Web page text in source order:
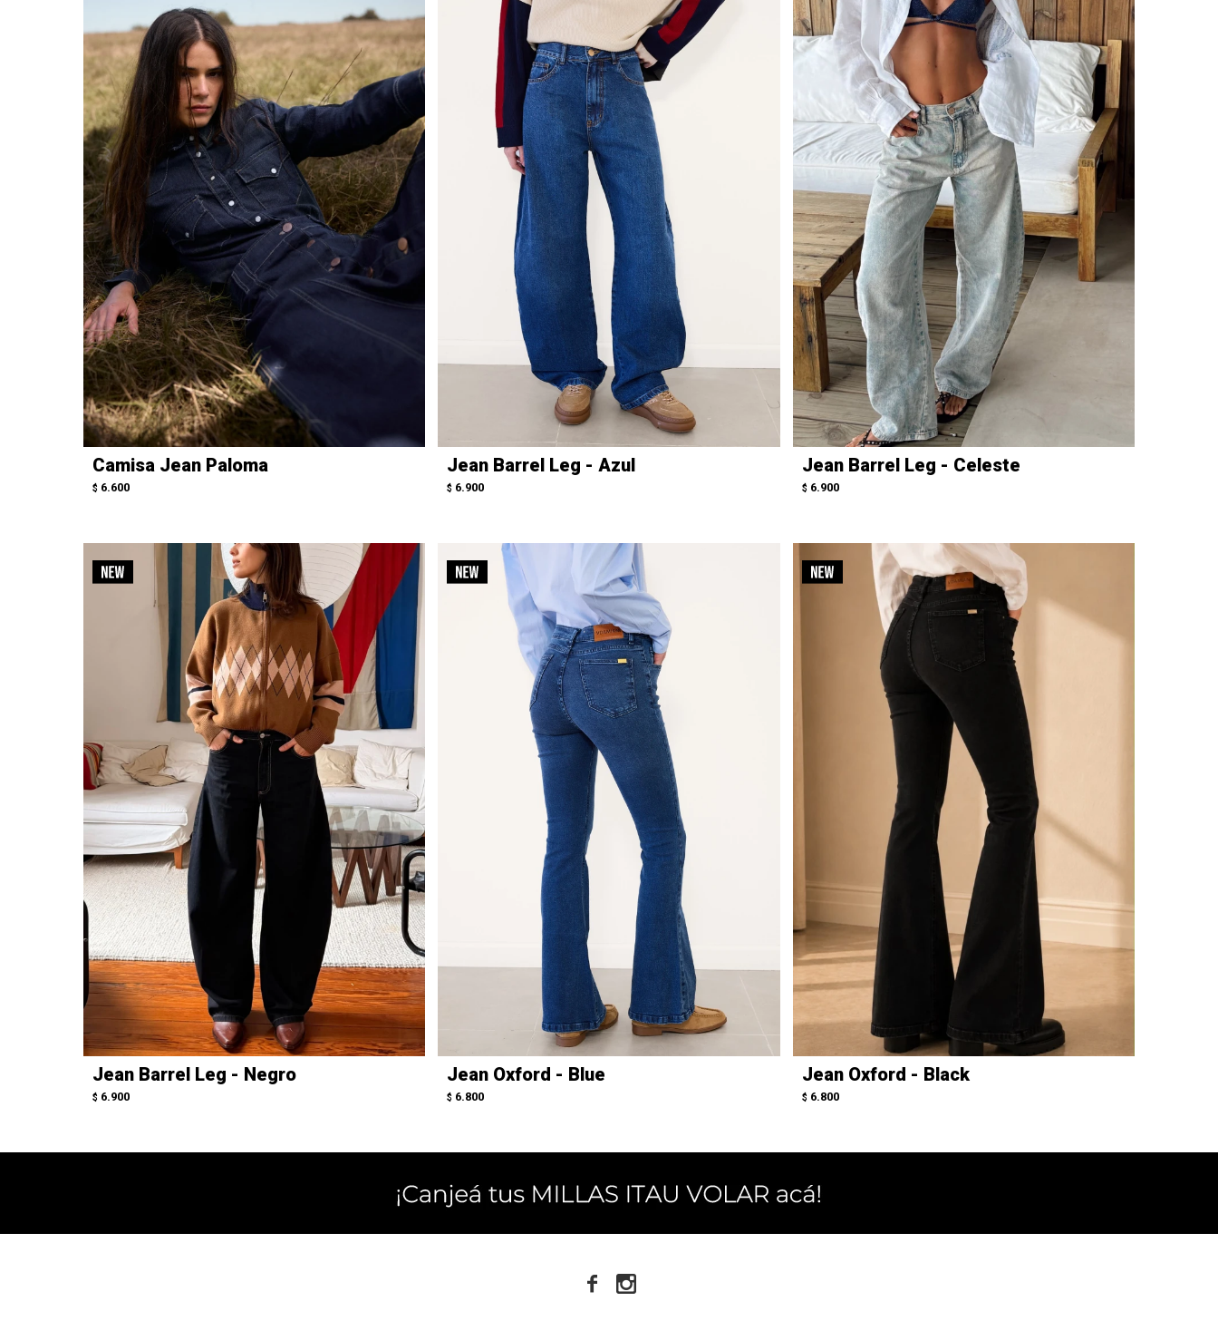
Camisa Jean Paloma
$ 6.600
Jean Barrel Leg - Azul
$ 6.900
Jean Barrel Leg - Celeste
$ 6.900
Jean Barrel Leg - Negro
$ 6.900
Jean Oxford - Blue
$ 6.800
Jean Oxford - Black
$ 6.800
 